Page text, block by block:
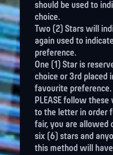
should be used to
choice.
Two (2) Stars will
again used to
preference.
One (1) Star is
choice or 3rd placed
favourite preference.
PLEASE follow
to the letter in order
fair, you are allowed
six (6) stars and
this method will